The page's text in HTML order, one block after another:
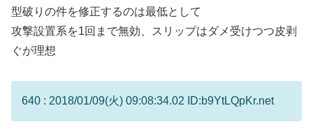
型破りの件を修正するのは最低として
攻撃設置系を1回まで無効、スリップはダメ受けつつ皮剥
ぐが理想
640 : 2018/01/09(火) 09:08:34.02 ID:b9YtLQpKr.net